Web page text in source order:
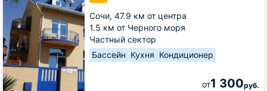
Сочи, 47.9 км от центра
1.5 км от Черного моря
Частный сектор
Бассейн Кухня Кондиционер
от1 300руб.